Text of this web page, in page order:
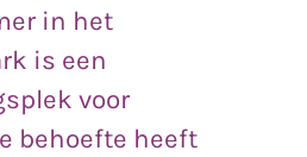
in het
is een
voor
behoefte heeft